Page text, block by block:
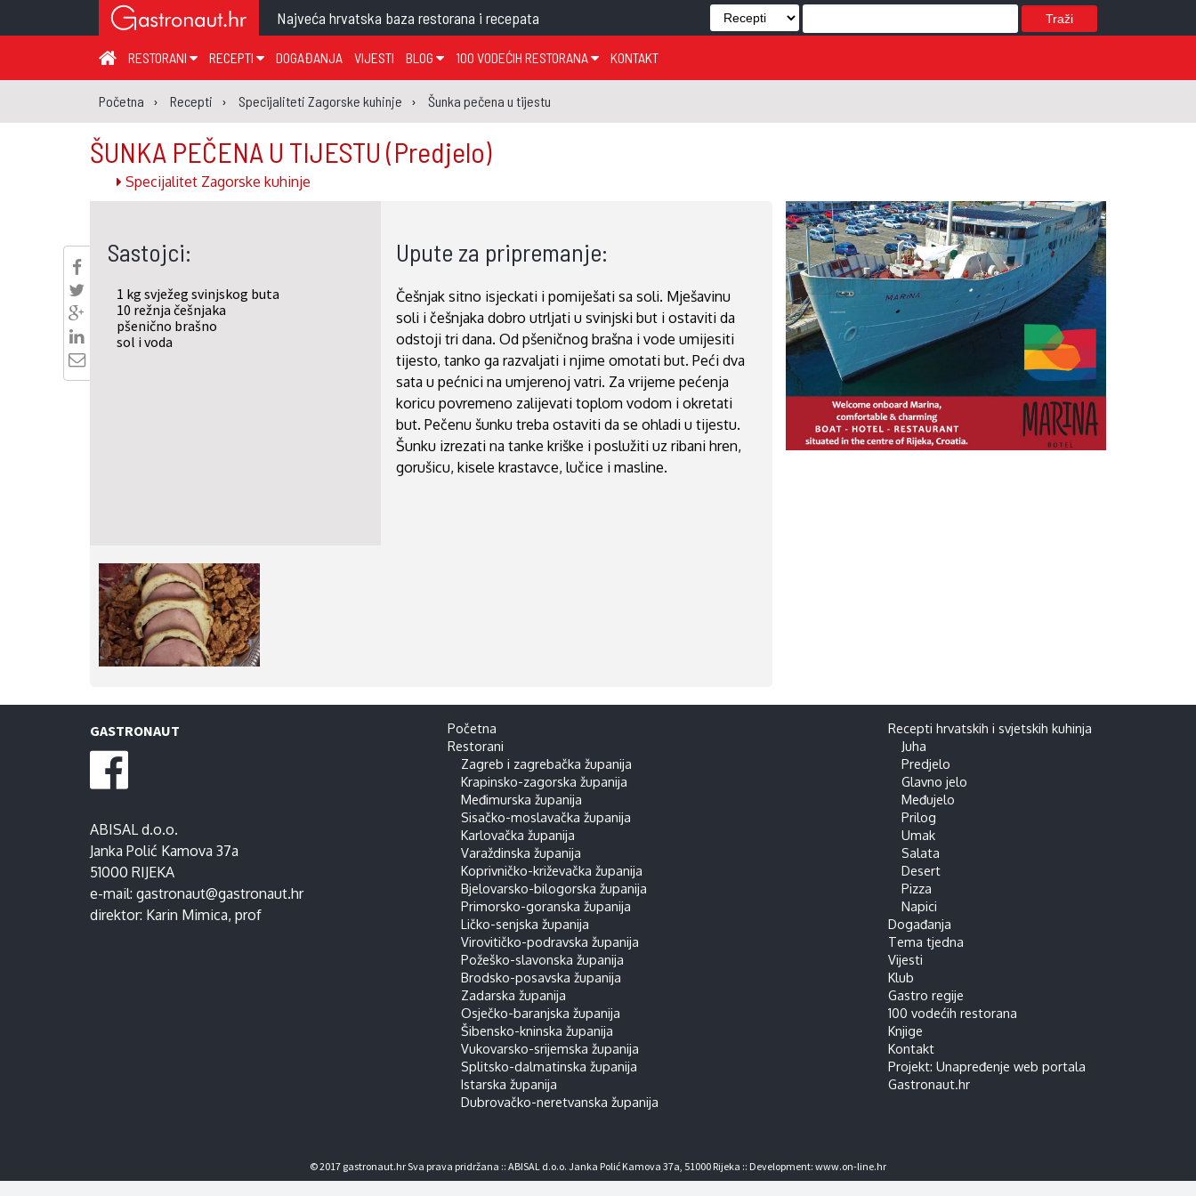
Najveća hrvatska baza restorana i recepata Traži
RESTORANI
ZAGREB I ZAGREBAČKA ŽUPANIJA
KRAPINSKO-ZAGORSKA ŽUPANIJA
MEĐIMURSKA ŽUPANIJA
SISAČKO-MOSLAVAČKA ŽUPANIJA
KARLOVAČKA ŽUPANIJA
VARAŽDINSKA ŽUPANIJA
KOPRIVNIČKO-KRIŽEVAČKA ŽUPANIJA
VIROVITIČKO-PODRAVSKA ŽUPANIJA
POŽEŠKO-SLAVONSKA ŽUPANIJA
OSJEČKO-BARANJSKA ŽUPANIJA
ŠIBENSKO-KNINSKA ŽUPANIJA
VUKOVARSKO-SRIJEMSKA ŽUPANIJA
SPLITSKO-DALMATINSKA ŽUPANIJA
DUBROVAČKO-NERETVANSKA ŽUPANIJA
RECEPTI
JUHA
PREDJELO
GLAVNO JELO
MEĐUJELO
PRILOG
UMAK
SALATA
DOGAĐANJA VIJESTI BLOG
TEMA TJEDNA
KLUB
GASTRO REGIJE
100 VODEĆIH RESTORANA
GLASANJE
KONTAKT
Početna Recepti Specijaliteti Zagorske kuhinje Šunka pečena u tijestu
ŠUNKA PEČENA U TIJESTU (Predjelo)
Specijalitet Zagorske kuhinje
Sastojci:
1 kg svježeg svinjskog buta
10 režnja češnjaka
pšenično brašno
sol i voda
Upute za pripremanje:
Češnjak sitno isjeckati i pomiješati sa soli. Mješavinu
soli i češnjaka dobro utrljati u svinjski but i ostaviti da
odstoji tri dana. Od pšeničnog brašna i vode umijesiti
tijesto, tanko ga razvaljati i njime omotati but. Peći dva
sata u pećnici na umjerenoj vatri. Za vrijeme pećenja
koricu povremeno zalijevati toplom vodom i okretati
but. Pečenu šunku treba ostaviti da se ohladi u tijestu.
Šunku izrezati na tanke kriške i poslužiti uz ribani hren,
gorušicu, kisele krastavce, lučice i masline.
GASTRONAUT
ABISAL d.o.o.
Janka Polić Kamova 37a
51000 RIJEKA
e-mail: gastronaut@gastronaut.hr
direktor: Karin Mimica, prof
Početna
Restorani
Zagreb i zagrebačka županija
Krapinsko-zagorska županija
Međimurska županija
Sisačko-moslavačka županija
Karlovačka županija
Varaždinska županija
Koprivničko-križevačka županija
Bjelovarsko-bilogorska županija
Primorsko-goranska županija
Ličko-senjska županija
Virovitičko-podravska županija
Požeško-slavonska županija
Brodsko-posavska županija
Zadarska županija
Osječko-baranjska županija
Šibensko-kninska županija
Vukovarsko-srijemska županija
Splitsko-dalmatinska županija
Istarska županija
Dubrovačko-neretvanska županija
Recepti hrvatskih i svjetskih kuhinja
Juha
Predjelo
Glavno jelo
Međujelo
Prilog
Umak
Salata
Desert
Pizza
Napici
Događanja
Tema tjedna
Vijesti
Klub
Gastro regije
100 vodećih restorana
Knjige
Kontakt
Projekt: Unapređenje web portala
Gastronaut.hr
© 2017 gastronaut.hr Sva prava pridržana :: ABISAL d.o.o. Janka Polić Kamova 37a, 51000 Rijeka :: Development: www.on-line.hr